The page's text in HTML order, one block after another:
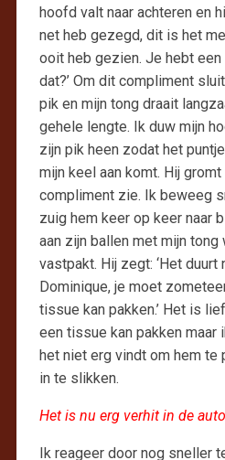
hoofd valt naar achteren en
net heb gezegd, dit is het
ooit heb gezien. Je hebt
dat?’ Om dit compliment
pik en mijn tong draait
gehele lengte. Ik duw mijn
zijn pik heen zodat het
mijn keel aan komt. Hij
compliment zie. Ik beweeg
zuig hem keer op keer naar
aan zijn ballen met mijn tong
vastpakt. Hij zegt: ‘Het duurt
Dominique, je moet
tissue kan pakken.’ Het is
een tissue kan pakken maar
het niet erg vindt om hem te
in te slikken.
Het is nu erg verhit in de
Ik reageer door nog sneller